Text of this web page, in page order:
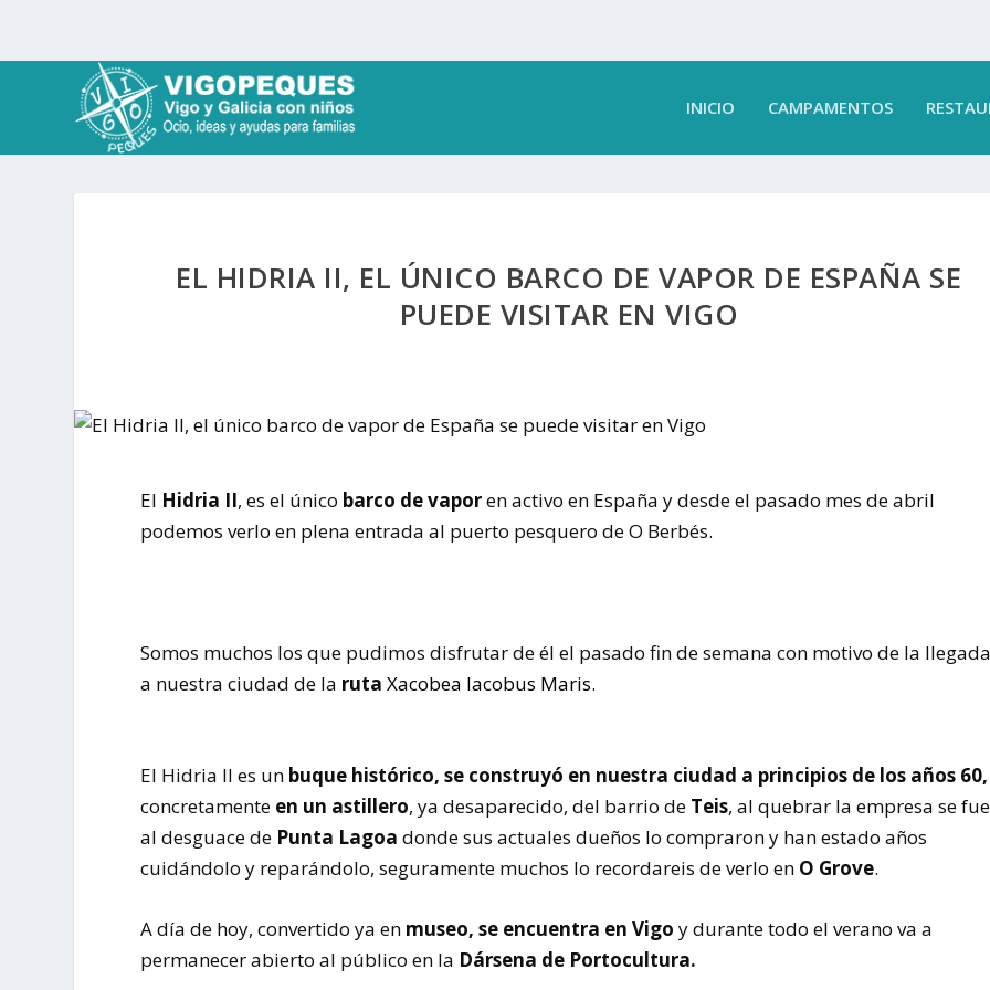
INICIO CAMPAMENTOS
EL HIDRIA II, EL ÚNICO BARCO DE VAPOR DE ESPAÑA SE
PUEDE VISITAR EN VIGO
El Hidria II, es el único barco de vaporen activo en España y desde el pasado mes de abril
podemos verlo en plena entrada al puerto pesquero de O Berbés.
Somos muchos los que pudimos disfrutar de él el pasado fin de semana con motivo de la
a nuestra ciudad de la ruta Xacobea Iacobus Maris.
El Hidria II es un buque histórico, se construyó en nuestra ciudad a principios de los años 60,
concretamente en un astillero, ya desaparecido, del barrio de Teis, al quebrar la empresa se fue
al desguace de Punta Lagoa donde sus actuales dueños lo compraron y han estado años
cuidándolo y reparándolo, seguramente muchos lo recordareis de verlo en O Grove.
A día de hoy, convertido ya en museo, se encuentra en Vigo y durante todo el verano va a
permanecer abierto al público en la Dársena de Portocultura.